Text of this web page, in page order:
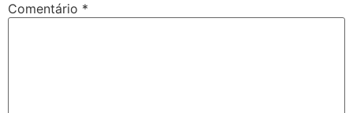
Comentário *